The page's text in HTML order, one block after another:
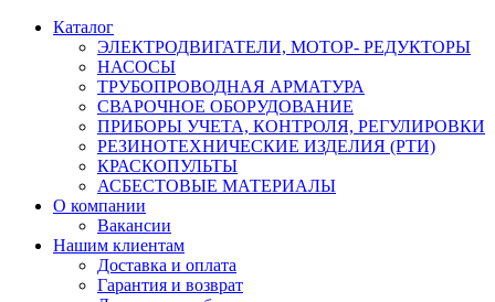
Каталог
ЭЛЕКТРОДВИГАТЕЛИ, МОТОР- РЕДУКТОРЫ
НАСОСЫ
ТРУБОПРОВОДНАЯ АРМАТУРА
СВАРОЧНОЕ ОБОРУДОВАНИЕ
ПРИБОРЫ УЧЕТА, КОНТРОЛЯ, РЕГУЛИРОВКИ
РЕЗИНОТЕХНИЧЕСКИЕ ИЗДЕЛИЯ (РТИ)
КРАСКОПУЛЬТЫ
АСБЕСТОВЫЕ МАТЕРИАЛЫ
О компании
Вакансии
Нашим клиентам
Доставка и оплата
Гарантия и возврат